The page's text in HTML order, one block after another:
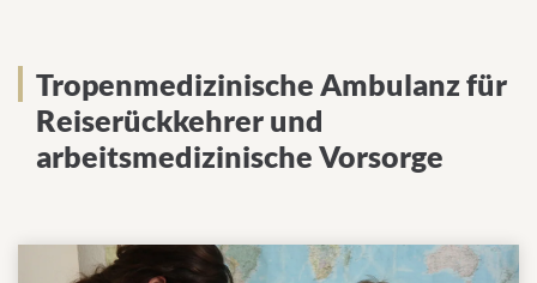
Tropenmedizinische Ambulanz für
Reiserückkehrer und
arbeitsmedizinische Vorsorge